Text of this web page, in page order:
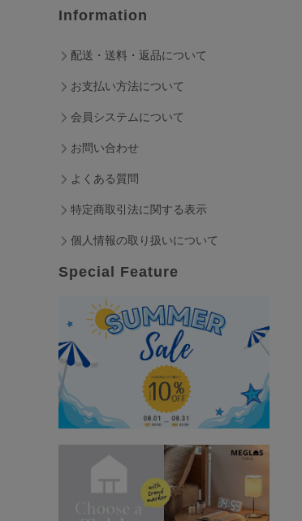
Information
配送・送料・返品について
お支払い方法について
会員システムについて
お問い合わせ
よくある質問
特定商取引法に関する表示
個人情報の取り扱いについて
Special Feature